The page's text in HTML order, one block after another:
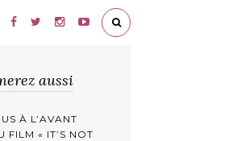
aussi
À L’AVANT
FILM « IT’S NOT